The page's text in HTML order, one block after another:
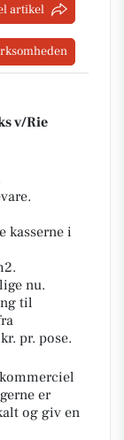
artikel
v/Rie
kasserne i
nu.
til
pr. pose.
er
og giv en